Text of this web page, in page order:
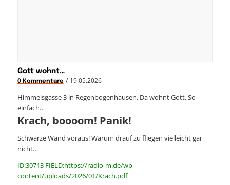
Gott wohnt…
0 Kommentare / 19.05.2026
Himmelsgasse 3 in Regenbogenhausen. Da wohnt Gott. So
einfach…
Krach, boooom! Panik!
Schwarze Wand voraus! Warum drauf zu fliegen vielleicht gar
nicht…
ID:30713 FIELD:https://radio-m.de/wp-
content/uploads/2026/01/Krach.pdf